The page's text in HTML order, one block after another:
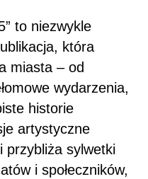
to niezwykle
która
miasta – od
wydarzenia,
historie
artystyczne
przybliża sylwetki
i społeczników,